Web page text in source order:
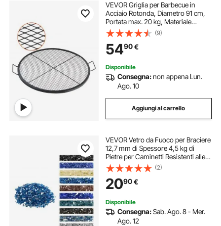
VEVOR Griglia per Barbecue in
Acciaio Rotonda, Diametro 91 cm,
Portata max. 20 kg, Materiale
Utensili per BBQ, Staffa a Forma di X
per Barbecue Braciere, Picnic,
Campeggio, Viaggio, Giardino,
Cortile
(9)
5490€
Disponibile
Consegna:non appena Lun.
Ago. 10
Aggiungi al carrello
VEVOR Vetro da Fuoco per Braciere
12,7 mm di Spessore 4,5 kg di
Pietre per Caminetti Resistenti alle
Alte Temperature, Riflettenti e Senza
Fumo, Pietre Laviche per Braciere a
Gas, Blu Pacifico
(2)
2090€
Disponibile
Consegna:Sab. Ago. 8 - Mer.
Ago. 12